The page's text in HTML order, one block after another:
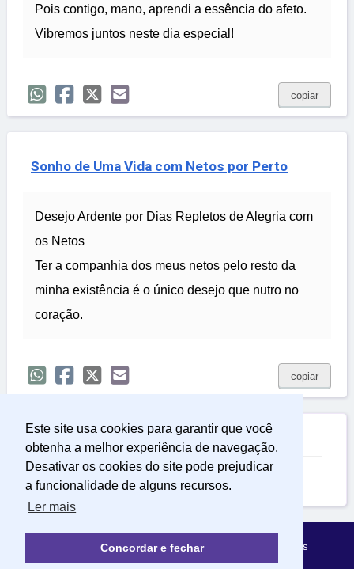
Este site usa cookies para garantir que você
obtenha a melhor experiência de navegação.
Desativar os cookies do site pode prejudicar
a funcionalidade de alguns recursos.
Ler mais
Concordar e fechar
Pois contigo, mano, aprendi a essência do afeto.
Vibremos juntos neste dia especial!
copiar
Sonho de Uma Vida com Netos por Perto
Desejo Ardente por Dias Repletos de Alegria com
os Netos
Ter a companhia dos meus netos pelo resto da
minha existência é o único desejo que nutro no
coração.
copiar
Relacionadas
Frases para Celular
Política de Privacidade Sobre Mensagens Mágicas